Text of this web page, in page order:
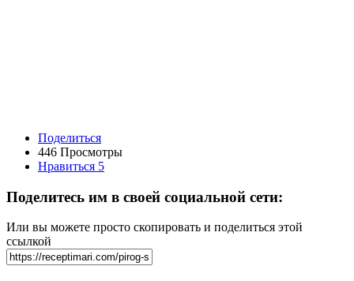
Поделиться
446 Просмотры
Нравиться 5
Поделитесь им в своей социальной сети:
Или вы можете просто скопировать и поделиться этой
ссылкой